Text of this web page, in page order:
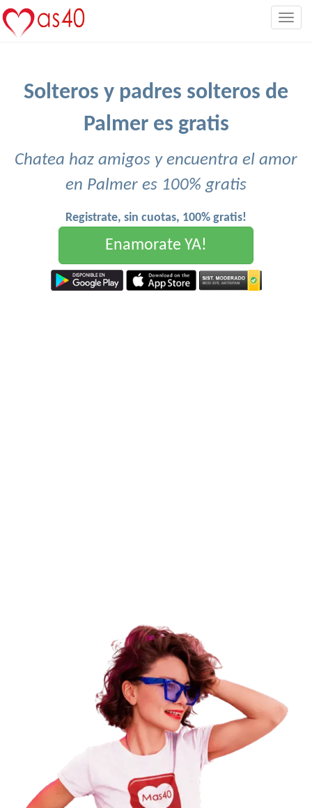
Solteros y padres solteros de
Palmer es gratis
Chatea haz amigos y encuentra el amor
en Palmer es 100% gratis
Registrate, sin cuotas, 100% gratis!
Enamorate YA!